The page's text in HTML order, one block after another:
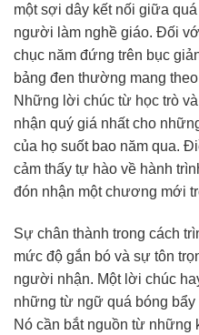
một sợi dây kết nối giữa
người làm nghề giáo. Đối
chục năm đứng trên bục
bảng đen thường mang
Những lời chúc từ học trò
nhận quý giá nhất cho
của họ suốt bao năm qua.
cảm thấy tự hào về hành
đón nhận một chương mới
Sự chân thành trong cách
mức độ gắn bó và sự tôn
người nhận. Một lời chúc
những từ ngữ quá bóng
Nó cần bắt nguồn từ những